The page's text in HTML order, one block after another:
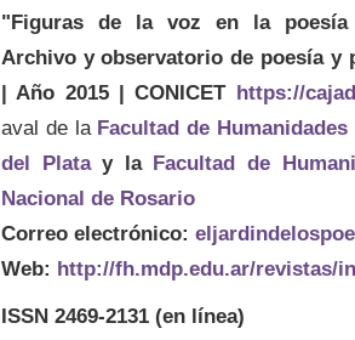
"Figuras de la voz en la poesía
Archivo y observatorio de poesía y
| Año 2015 | CONICET https://
aval de la Facultad de Humanidades
del Platay la Facultad de
Nacional de Rosario
Correo electrónico:
Web: http://fh.mdp.edu.ar/revistas/
ISSN 2469-2131 (en línea)